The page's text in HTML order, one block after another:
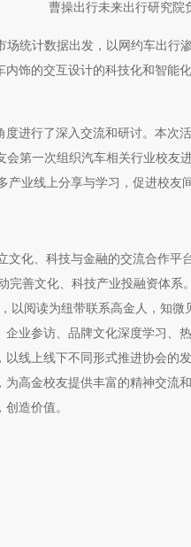
曹操出行未来出行研究院
场统计数据出发，以网约车出
饰的交互设计的科技化和智能
进行了深入交流和研讨。本次
会第一次组织汽车相关行业校
业线上分享与学习，促进校友
文化、科技与金融的交流合作
完善文化、科技产业投融资体
以阅读为纽带联系高金人，知
业参访、品牌文化深度学习、
线上线下不同形式推进协会的
高金校友提供丰富的精神交流
造价值。